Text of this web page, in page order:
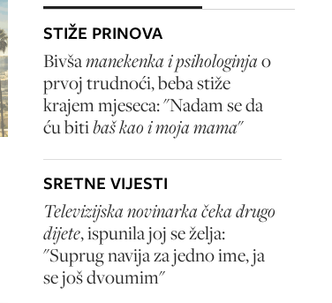
STIŽE PRINOVA
Bivšamanekenka i psihologinjao
prvoj trudnoći, beba stiže
krajem mjeseca: "Nadam se da
ću bitibaš kao i moja mama"
SRETNE VIJESTI
Televizijska novinarka čeka drugo
dijete, ispunila joj se želja:
"Suprug navija za jedno ime, ja
se još dvoumim"